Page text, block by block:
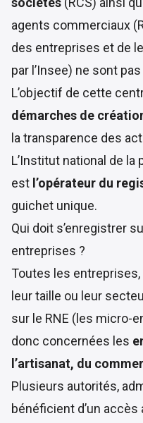
agents commerciaux
des entreprises et de
par l’Insee) ne sont
L’objectif de cette
démarches de
la transparence des
L’Institut national de
est l’opérateur du
guichet unique.
Qui doit s’enregistrer
entreprises ?
Toutes les
leur taille ou leur
sur le RNE (les micro-
donc concernées les
l’artisanat, du
Plusieurs autorités,
bénéficient d’un